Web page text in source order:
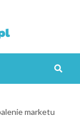
marketu